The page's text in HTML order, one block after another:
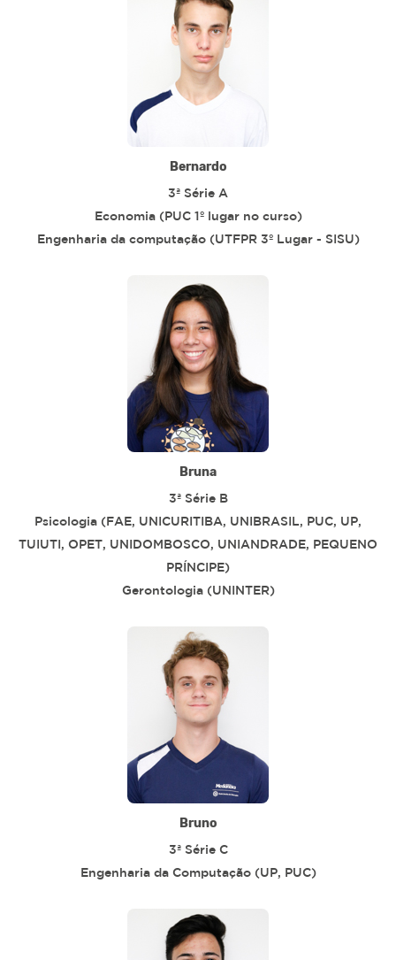
Bernardo
3ª Série A
Economia (PUC 1º lugar no curso)
Engenharia da computação (UTFPR 3º Lugar - SISU)
Bruna
3ª Série B
Psicologia (FAE, UNICURITIBA, UNIBRASIL, PUC, UP,
TUIUTI, OPET, UNIDOMBOSCO, UNIANDRADE, PEQUENO
PRÍNCIPE)
Gerontologia (UNINTER)
Bruno
3ª Série C
Engenharia da Computação (UP, PUC)